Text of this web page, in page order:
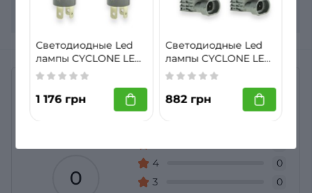
лист
Нет отзывов о товаре Светодиодные Led лампы
0
4
0
3
0
Светодиодные Led
лампы CYCLONE LED
H4 5000K 4600LM
1 176 грн
Светодиодные Led
лампы CYCLONE LED
H11 5000K 4600LM
882 грн